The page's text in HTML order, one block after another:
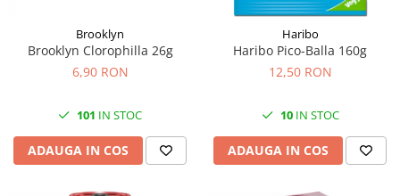
Brooklyn
Brooklyn Clorophilla 26g
6,90 RON
101 IN STOC
ADAUGA IN COS
Haribo
Haribo Pico-Balla 160g
12,50 RON
10IN STOC
ADAUGA IN COS